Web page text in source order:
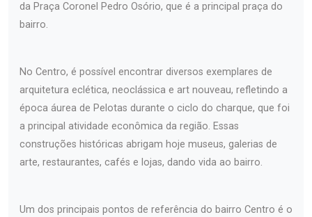
da Praça Coronel Pedro Osório, que é a principal praça do
bairro.
No Centro, é possível encontrar diversos exemplares de
arquitetura eclética, neoclássica e art nouveau, refletindo a
época áurea de Pelotas durante o ciclo do charque, que foi
a principal atividade econômica da região. Essas
construções históricas abrigam hoje museus, galerias de
arte, restaurantes, cafés e lojas, dando vida ao bairro.
Um dos principais pontos de referência do bairro Centro é o